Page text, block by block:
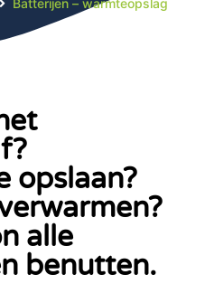
opslaan?
alle
benutten.